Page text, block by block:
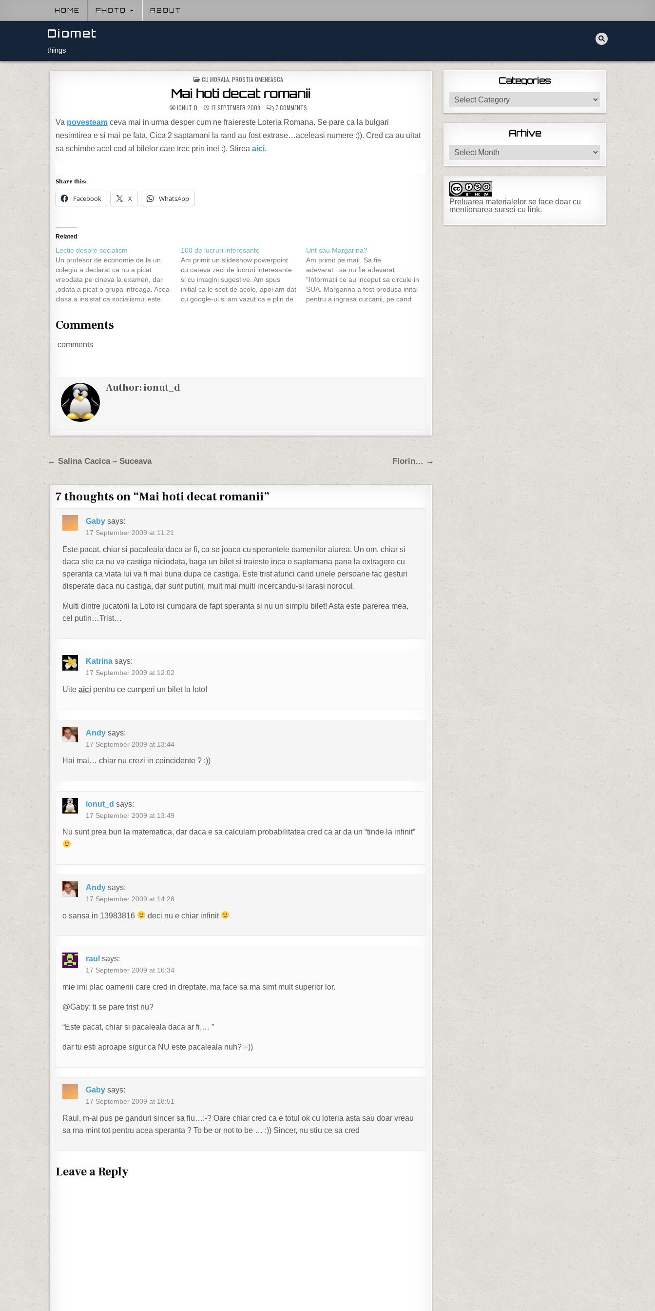
HOME PHOTO ABOUT
Diomet
things
POSTED IN
CU MORALA, PROSTIA OMENEASCA
Mai hoti decat romanii
IONUT_D 17 SEPTEMBER 2009 7 COMMENTSON MAI HOTI DECAT ROMANII
Va povesteam ceva mai in urma desper cum ne fraiereste Loteria Romana. Se pare ca la bulgari
nesimtirea e si mai pe fata. Cica 2 saptamani la rand au fost extrase…aceleasi numere :)). Cred ca au uitat
sa schimbe acel cod al bilelor care trec prin inel :). Stirea aici.
Share this:
Facebook X WhatsApp
Related
Lectie despre socialism
Un profesor de economie de la un
colegiu a declarat ca nu a picat
vreodata pe cineva la examen, dar
,odata a picat o grupa intreaga. Acea
clasa a insistat ca socialismul este
lumea EGALA !…
100 de lucruri interesante
Am primit un slideshow powerpoint
cu cateva zeci de lucruri interesante
si cu imagini sugestive. Am spus
initial ca le scot de acolo, apoi am dat
cu google-ul si am vazut ca e plin de
Unt sau Margarina?
Am primit pe mail. Sa fie
adevarat...sa nu fie adevarat...
"Informatii ce au inceput sa circule in
SUA. Margarina a fost produsa inital
pentru a ingrasa curcanii, pe cand
Comments
comments
Author:ionut_d
Post navigation Florin… →
← Salina Cacica – Suceava
7 thoughts on “Mai hoti decat romanii”
Gaby says:
17 September 2009 at 11:21
Este pacat, chiar si pacaleala daca ar fi, ca se joaca cu sperantele oamenilor aiurea. Un om, chiar si
daca stie ca nu va castiga niciodata, baga un bilet si traieste inca o saptamana pana la extragere cu
speranta ca viata lui va fi mai buna dupa ce castiga. Este trist atunci cand unele persoane fac gesturi
disperate daca nu castiga, dar sunt putini, mult mai multi incercandu-si iarasi norocul.
Multi dintre jucatorii la Loto isi cumpara de fapt speranta si nu un simplu bilet! Asta este parerea mea,
cel putin…Trist…
Katrina says:
17 September 2009 at 12:02
Uite aicipentru ce cumperi un bilet la loto!
Andy says:
17 September 2009 at 13:44
Hai mai… chiar nu crezi in coincidente ? :))
ionut_d says:
17 September 2009 at 13:49
Nu sunt prea bun la matematica, dar daca e sa calculam probabilitatea cred ca ar da un “tinde la infinit”
Andy says:
17 September 2009 at 14:28
o sansa in 13983816 deci nu e chiar infinit
raul says:
17 September 2009 at 16:34
mie imi plac oamenii care cred in dreptate. ma face sa ma simt mult superior lor.
@Gaby: ti se pare trist nu?
“Este pacat, chiar si pacaleala daca ar fi,… ”
dar tu esti aproape sigur ca NU este pacaleala nuh? =))
Gaby says:
17 September 2009 at 18:51
Raul, m-ai pus pe ganduri sincer sa fiu…:-? Oare chiar cred ca e totul ok cu loteria asta sau doar vreau
sa ma mint tot pentru acea speranta ? To be or not to be … :)) Sincer, nu stiu ce sa cred
Leave a Reply
Categories
Categories
Arhive
Arhive
Preluarea materialelor se face doar cu
mentionarea sursei cu link.